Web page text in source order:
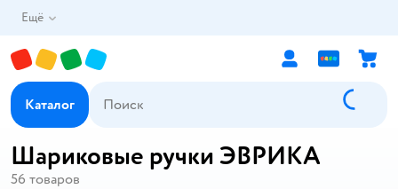
Ещё
Каталог
Шариковые ручки ЭВРИКА
56 товаров